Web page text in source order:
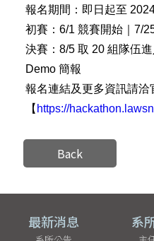
報名期間：即日起至
初賽：6/1 競賽開始｜7/
決賽：8/5 取 20 組隊伍
Demo 簡報
報名連結及更多資訊請洽
【 https://
Back
最新消息 系